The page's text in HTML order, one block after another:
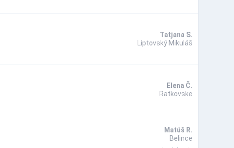
Tatjana S.
Liptovský Mikuláš
Elena Č.
Ratkovske
Matúš R.
Belince